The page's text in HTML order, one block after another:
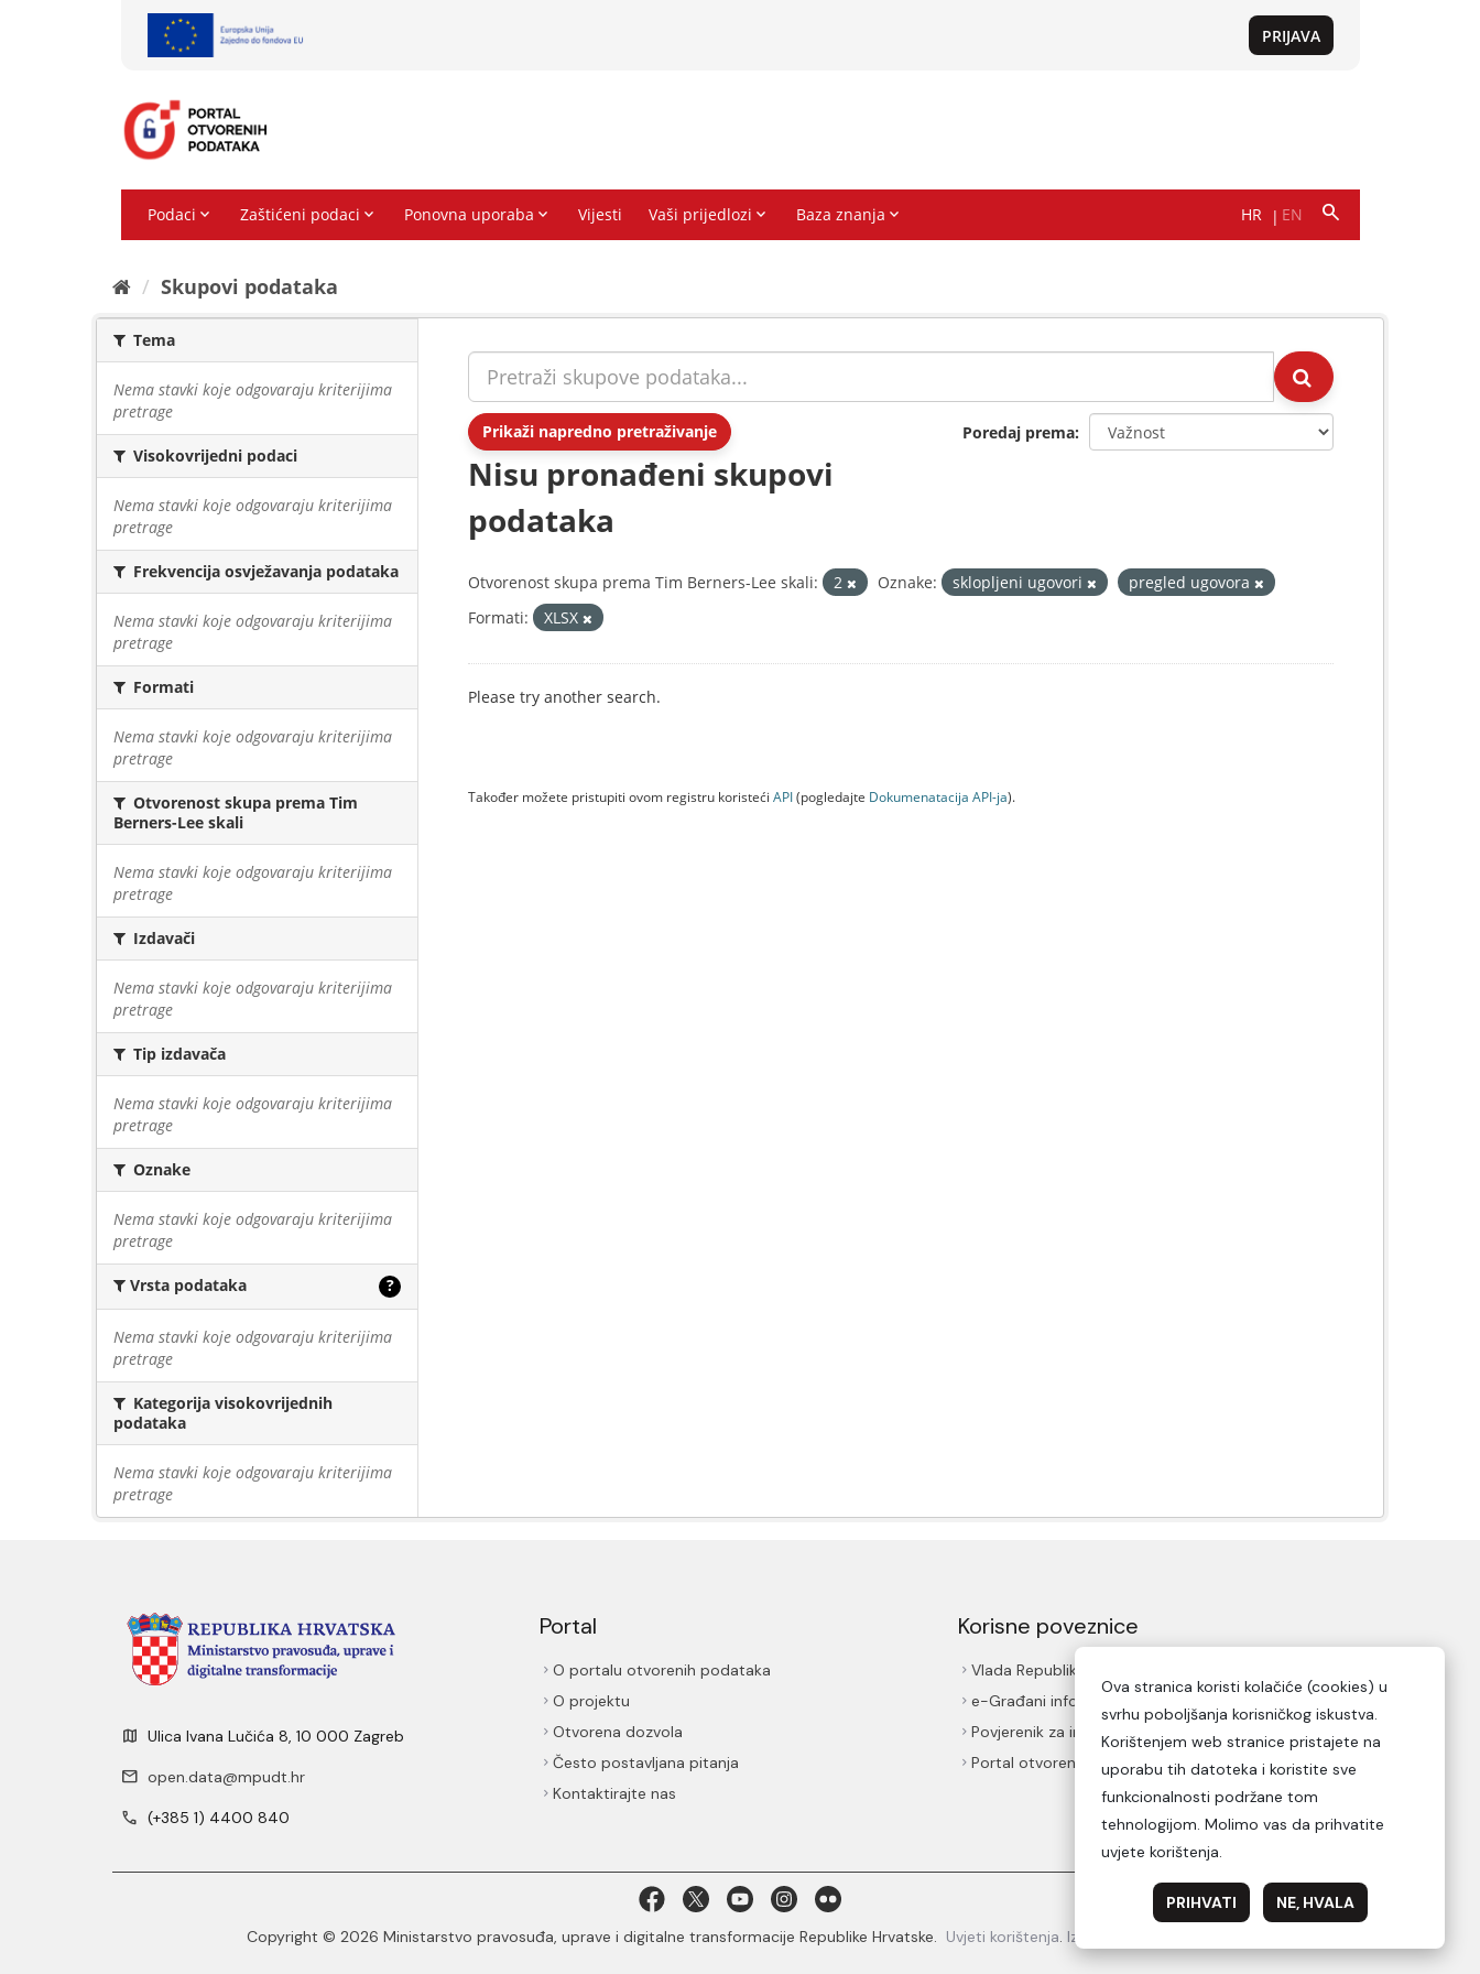
Skupovi podаtаkа
Tema
Nema stavki koje odgovaraju kriterijima
pretrage
Visokovrijedni podaci
Nema stavki koje odgovaraju kriterijima
pretrage
Frekvencija osvježavanja podataka
Nema stavki koje odgovaraju kriterijima
pretrage
Formati
Nema stavki koje odgovaraju kriterijima
pretrage
Otvorenost skupa prema Tim
Berners-Lee skali
Nema stavki koje odgovaraju kriterijima
pretrage
Izdavači
Nema stavki koje odgovaraju kriterijima
pretrage
Tip izdavača
Nema stavki koje odgovaraju kriterijima
pretrage
Oznake
Nema stavki koje odgovaraju kriterijima
pretrage
Vrsta podataka ?
Nema stavki koje odgovaraju kriterijima
pretrage
Kategorija visokovrijednih
podataka
Nema stavki koje odgovaraju kriterijima
pretrage
Prikaži napredno pretraživanje Poredaj prema
Nisu pronađeni skupovi
podataka
Otvorenost skupa prema Tim Berners-Lee skali: 2 Oznake: sklopljeni ugovori
pregled ugovora
Formati:
XLSX
Please try another search.
Također možete pristupiti ovom registru koristeći API(pogledajte Dokumenаtаcijа API-jа).